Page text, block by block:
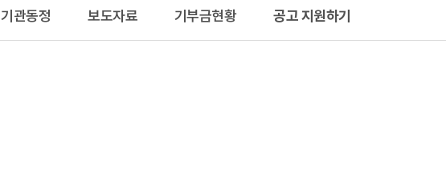
기관동정 보도자료 기부금현황 공고 지원하기